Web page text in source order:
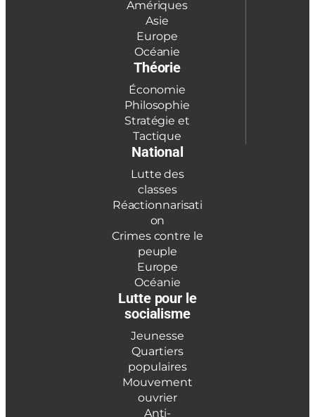
Amériques
Asie
Europe
Océanie
Théorie
Économie
Philosophie
Stratégie et
Tactique
National
Lutte des
classes
Réactionnarisati
on
Crimes contre le
peuple
Europe
Océanie
Lutte pour le
socialisme
Jeunesse
Quartiers
populaires
Mouvement
ouvrier
Anti-